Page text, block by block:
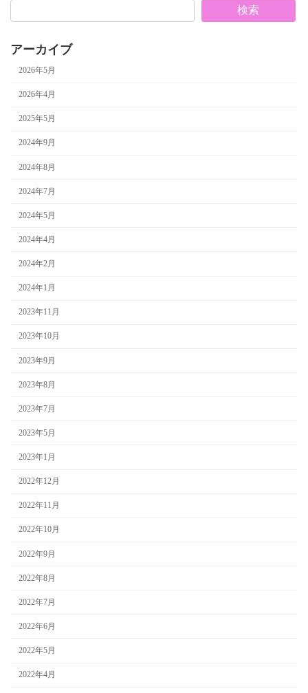
検索
アーカイブ
2026年5月
2026年4月
2025年5月
2024年9月
2024年8月
2024年7月
2024年5月
2024年4月
2024年2月
2024年1月
2023年11月
2023年10月
2023年9月
2023年8月
2023年7月
2023年5月
2023年1月
2022年12月
2022年11月
2022年10月
2022年9月
2022年8月
2022年7月
2022年6月
2022年5月
2022年4月